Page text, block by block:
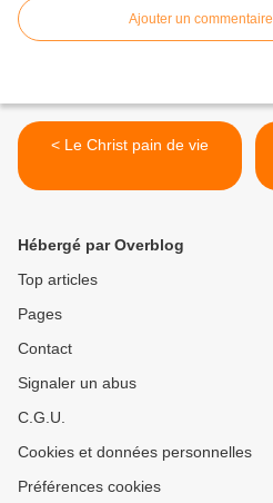
Ajouter un commentaire
< Le Christ pain de vie
Hébergé par Overblog
Top articles
Pages
Contact
Signaler un abus
C.G.U.
Cookies et données personnelles
Préférences cookies